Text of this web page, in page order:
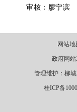
审核：廖宁滨
网站地
政府网
管理维护：柳
桂ICP备